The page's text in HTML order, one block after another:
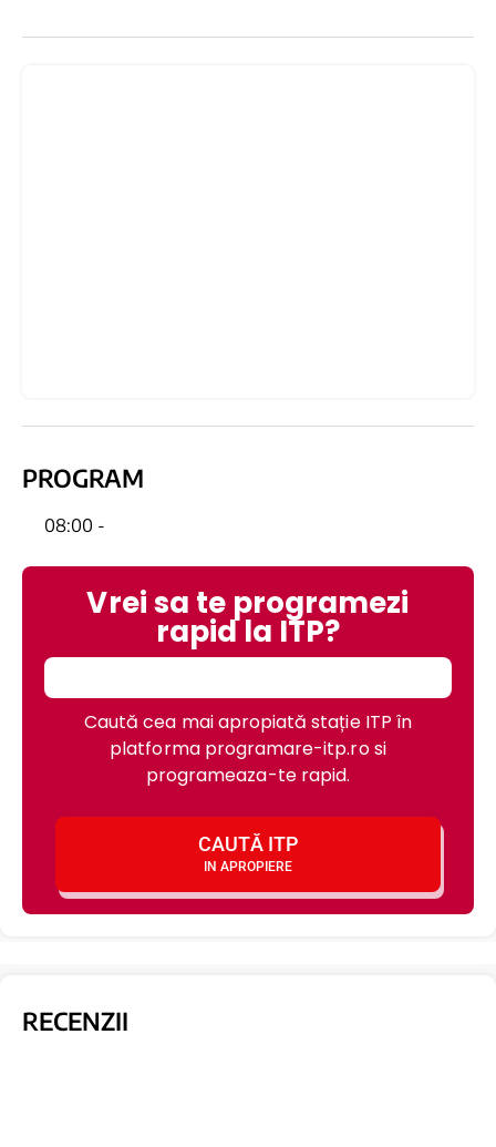
PROGRAM
08:00 -
Vrei sa te programezi
rapid la ITP?
Caută cea mai apropiată stație ITP în
platforma programare-itp.ro si
programeaza-te rapid.
CAUTĂ ITP
IN APROPIERE
RECENZII